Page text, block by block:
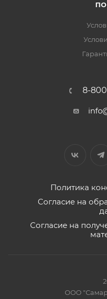
8-
Политика
Согласие на
Согласие на
ООО